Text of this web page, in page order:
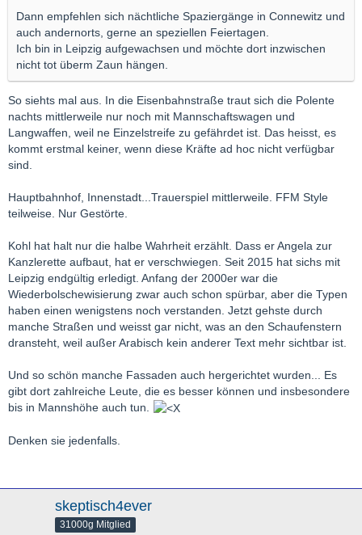
Dann empfehlen sich nächtliche Spaziergänge in Connewitz und
auch andernorts, gerne an speziellen Feiertagen.
Ich bin in Leipzig aufgewachsen und möchte dort inzwischen
nicht tot überm Zaun hängen.
So siehts mal aus. In die Eisenbahnstraße traut sich die Polente
nachts mittlerweile nur noch mit Mannschaftswagen und
Langwaffen, weil ne Einzelstreife zu gefährdet ist. Das heisst, es
kommt erstmal keiner, wenn diese Kräfte ad hoc nicht verfügbar
sind.
Hauptbahnhof, Innenstadt...Trauerspiel mittlerweile. FFM Style
teilweise. Nur Gestörte.
Kohl hat halt nur die halbe Wahrheit erzählt. Dass er Angela zur
Kanzlerette aufbaut, hat er verschwiegen. Seit 2015 hat sichs mit
Leipzig endgültig erledigt. Anfang der 2000er war die
Wiederbolschewisierung zwar auch schon spürbar, aber die Typen
haben einen wenigstens noch verstanden. Jetzt gehste durch
manche Straßen und weisst gar nicht, was an den Schaufenstern
dransteht, weil außer Arabisch kein anderer Text mehr sichtbar ist.
Und so schön manche Fassaden auch hergerichtet wurden... Es
gibt dort zahlreiche Leute, die es besser können und insbesondere
bis in Mannshöhe auch tun.
Denken sie jedenfalls.
skeptisch4ever
31000g Mitglied